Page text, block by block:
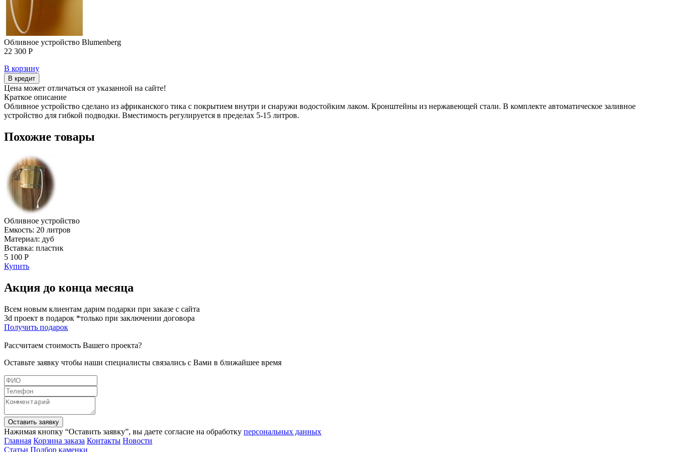
Обливное устройство Blumenberg
22 300 Р
В корзину
В кредит
Цена может отличаться от указанной на сайте!
Краткое описание
Обливное устройство сделано из африканского тика с покрытием внутри и снаружи водостойким лаком. Кронштейны из нержавеющей стали. В комплекте автоматическое заливное
устройство для гибкой подводки. Вместимость регулируется в пределах 5-15 литров.
Похожие товары
Обливное устройство
Емкость: 20 литров
Материал: дуб
Вставка: пластик
5 100 Р
Купить
Акция до конца месяца
Всем новым клиентам дарим подарки при заказе с сайта
3d проект в подарок *только при заключении договора
Получить подарок
Рассчитаем стоимость Вашего проекта?
Оставьте заявку чтобы наши специалисты связались с Вами в ближайшее время
Оставить заявку
Нажимая кнопку “Оставить заявку”, вы даете согласие на обработку персональных данных
Главная Корзина заказа Контакты Новости
Статьи Подбор каменки